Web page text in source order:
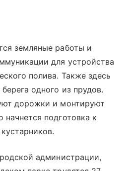
земляные работы и
для устройства
полива. Также здесь
одного из прудов.
дорожки и монтируют
подготовка к
администрации,